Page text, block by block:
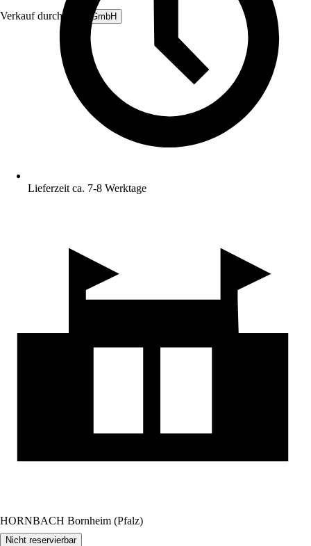
Verkauf durch: B&L GmbH
Lieferzeit ca. 7-8 Werktage
HORNBACH Bornheim (Pfalz)
Nicht reservierbar